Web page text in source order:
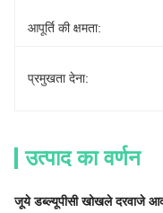
आपूर्ति की क्षमता:
प्रमुखता देना:
उत्पाद का वर्णन
जूये डब्ल्यूपीसी खोखले दरवाजे